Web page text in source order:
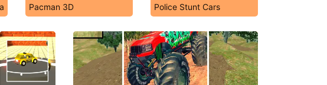
Pacman 3D Police Stunt Cars